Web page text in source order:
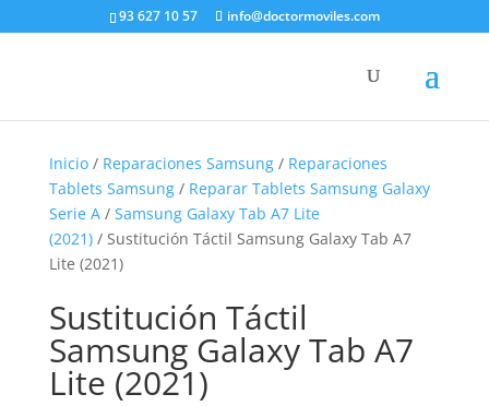
93 627 10 57 info@doctormoviles.com
Inicio/ Reparaciones Samsung/ Reparaciones
Tablets Samsung/ Reparar Tablets Samsung Galaxy
Serie A/ Samsung Galaxy Tab A7 Lite
(2021)/ Sustitución Táctil Samsung Galaxy Tab A7
Lite (2021)
Sustitución Táctil
Samsung Galaxy Tab A7
Lite (2021)